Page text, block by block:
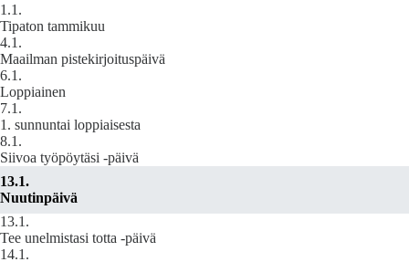
1.1.
Tipaton tammikuu
4.1.
Maailman pistekirjoituspäivä
6.1.
Loppiainen
7.1.
1. sunnuntai loppiaisesta
8.1.
Siivoa työpöytäsi -päivä
13.1.
Nuutinpäivä
13.1.
Tee unelmistasi totta -päivä
14.1.